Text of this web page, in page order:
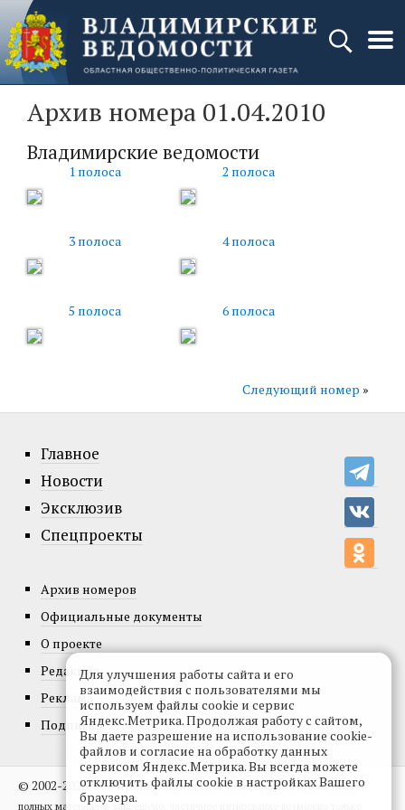
Архив номера 01.04.2010
Владимирские ведомости
1 полоса 2 полоса
3 полоса 4 полоса
5 полоса 6 полоса
Следующий номер »
Главное
Новости
Эксклюзив
Спецпроекты
Архив номеров
Официальные документы
О проекте
Редакция
Реклама
Подписка
© 2002-2026, Все права защищены.Копирование и использование
полных материалов запрещено, частичное цитирование возможно только
Для улучшения работы сайта и его
взаимодействия с пользователями мы
используем файлы cookie и сервис
Яндекс.Метрика. Продолжая работу с сайтом,
Вы даете разрешение на использование cookie-
файлов и согласие на обработку данных
сервисом Яндекс.Метрика. Вы всегда можете
отключить файлы cookie в настройках Вашего
браузера.